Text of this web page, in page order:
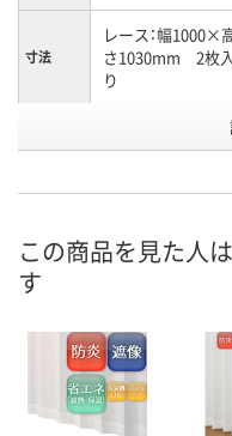
寸法
レース：幅1000×
さ1030mm 2枚入
り
カゴへ
この商品を見た人
す